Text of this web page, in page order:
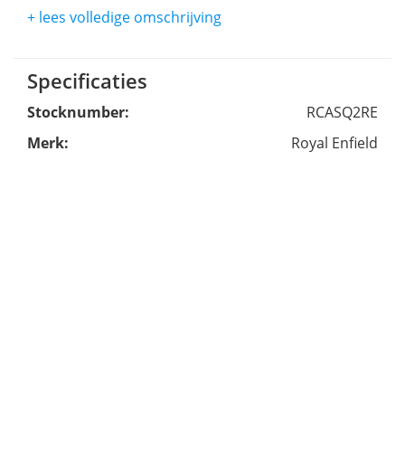
Beschikbaar in de kleuren navyblauw en olijfgroen.
+ lees volledige omschrijving
Specificaties
Stocknumber:
RCASQ2RE
Merk:
Royal Enfield